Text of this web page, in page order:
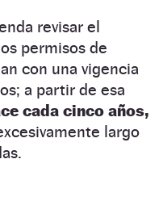
revisar el
permisos de
con una vigencia
a partir de esa
cada cinco años,
largo